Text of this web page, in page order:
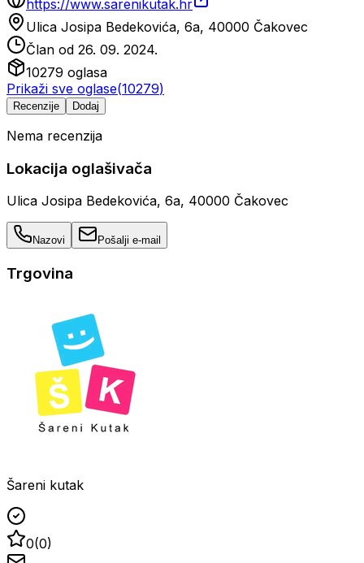
https://www.sarenikutak.hr
Ulica Josipa Bedekovića, 6a, 40000 Čakovec
Član od 26. 09. 2024.
10279 oglasa
Prikaži sve oglase(10279)
Recenzije Dodaj
Nema recenzija
Lokacija oglašivača
Ulica Josipa Bedekovića, 6a, 40000 Čakovec
Nazovi Pošalji e-mail
Trgovina
Šareni kutak
0(0)